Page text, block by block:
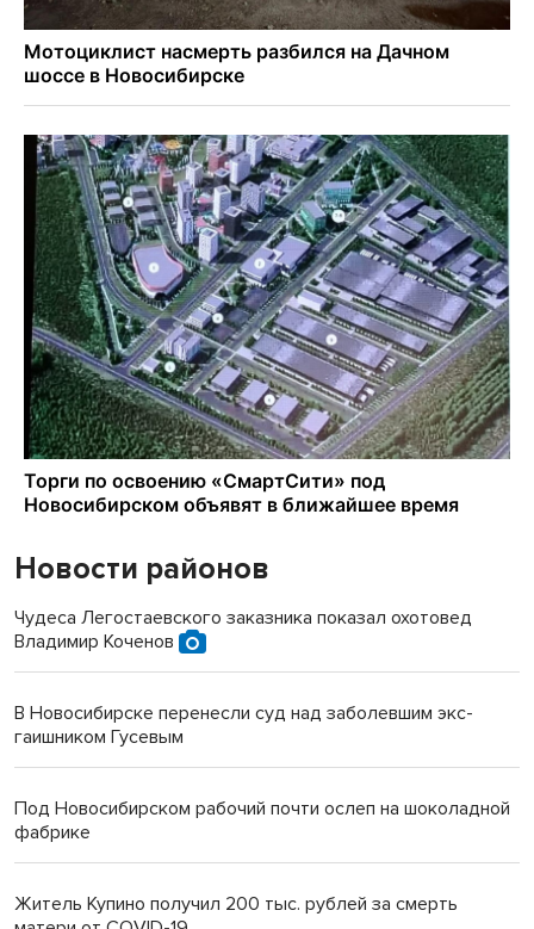
Новости районов
Чудеса Легостаевского заказника показал охотовед
Владимир Коченов
В Новосибирске перенесли суд над заболевшим экс-
гаишником Гусевым
Под Новосибирском рабочий почти ослеп на шоколадной
фабрике
Житель Купино получил 200 тыс. рублей за смерть